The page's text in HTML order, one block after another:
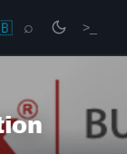
⌕ >_